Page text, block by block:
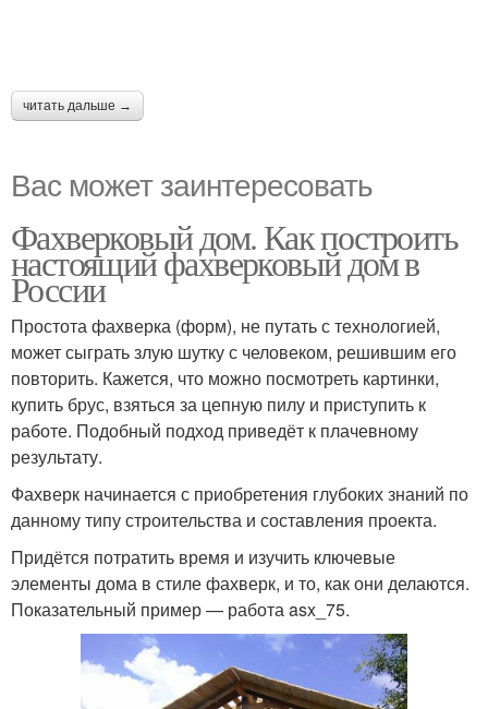
читать дальше →
Вас может заинтересовать
Фахверковый дом. Как построить
настоящий фахверковый дом в
России
Простота фахверка (форм), не путать с технологией,
может сыграть злую шутку с человеком, решившим его
повторить. Кажется, что можно посмотреть картинки,
купить брус, взяться за цепную пилу и приступить к
работе. Подобный подход приведёт к плачевному
результату.
Фахверк начинается с приобретения глубоких знаний по
данному типу строительства и составления проекта.
Придётся потратить время и изучить ключевые
элементы дома в стиле фахверк, и то, как они делаются.
Показательный пример — работа asx_75.